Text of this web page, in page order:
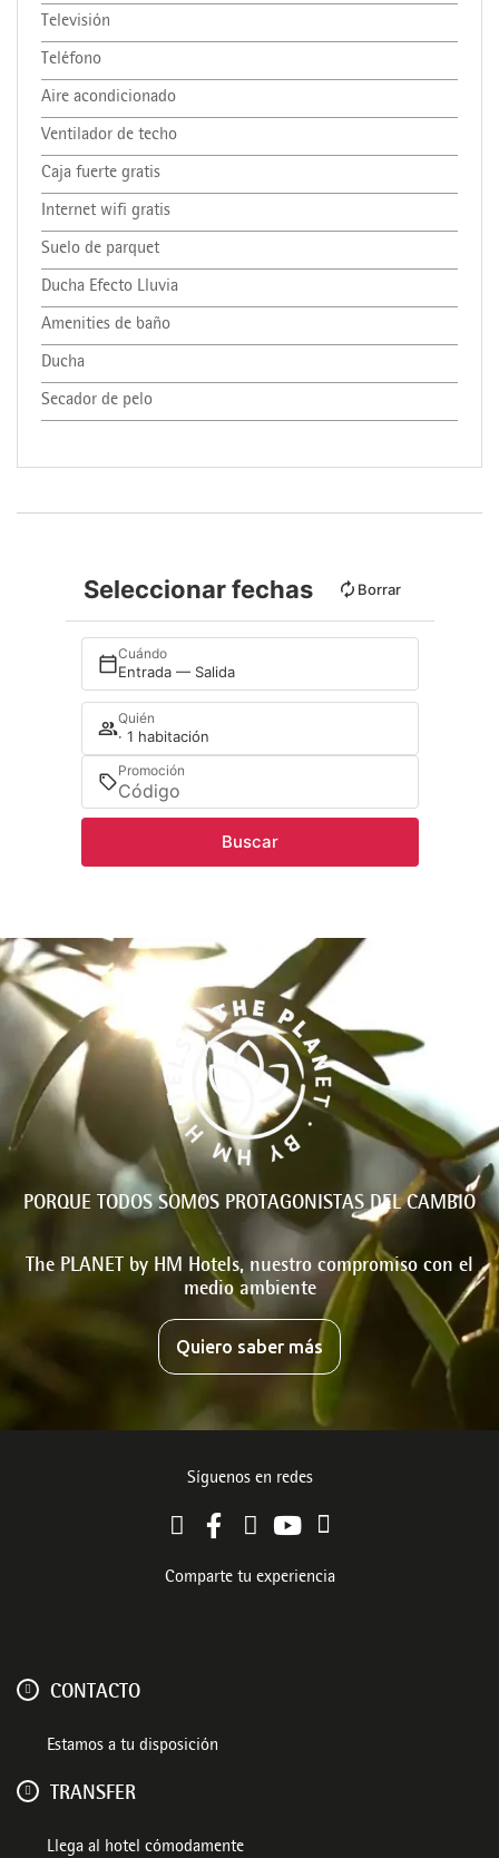
Televisión
Teléfono
Aire acondicionado
Ventilador de techo
Caja fuerte gratis
Internet wifi gratis
Suelo de parquet
Ducha Efecto Lluvia
Amenities de baño
Ducha
Secador de pelo
Seleccionar fechas Borrar
Cuándo
Entrada — Salida
Quién
· 1 habitación
Promoción
Buscar
PORQUE TODOS SOMOS PROTAGONISTAS DEL CAMBIO
The PLANET by HM Hotels, nuestro compromiso con el
medio ambiente
Quiero saber más
Síguenos en redes
Comparte tu experiencia
CONTACTO
Estamos a tu disposición
TRANSFER
Llega al hotel cómodamente